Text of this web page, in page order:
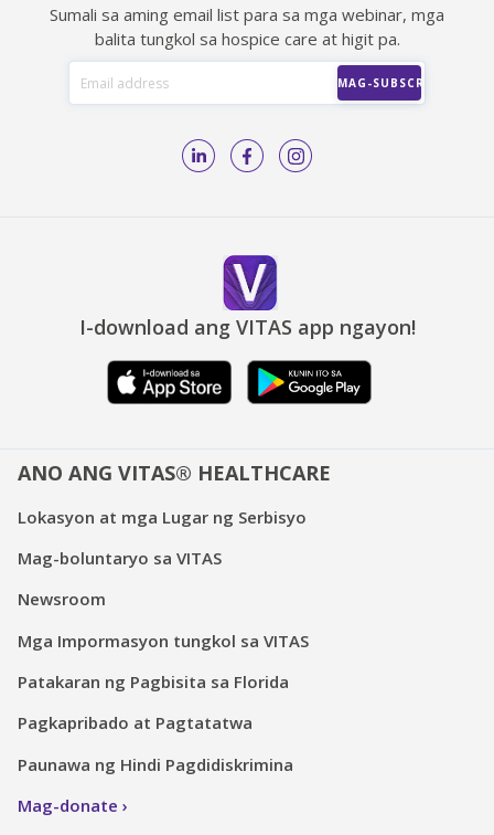
Sumali sa aming email list para sa mga webinar, mga
balita tungkol sa hospice care at higit pa.
I-download ang VITAS app ngayon!
ANO ANG VITAS® HEALTHCARE
Lokasyon at mga Lugar ng Serbisyo
Mag-boluntaryo sa VITAS
Newsroom
Mga Impormasyon tungkol sa VITAS
Patakaran ng Pagbisita sa Florida
Pagkapribado at Pagtatatwa
Paunawa ng Hindi Pagdidiskrimina
Mag-donate